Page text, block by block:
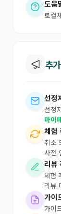
도움
로컬
추
선정
선정
마이
체험
취소
사전
리뷰
체험
리뷰
가이
가이